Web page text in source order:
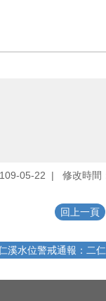
05-22 修改時間
回上一頁
溪水位警戒通報：二仁